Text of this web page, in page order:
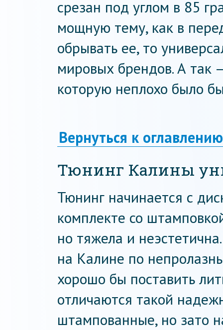
срезан под углом в 85
мощную тему, как в
обрывать ее, то
мировых брендов. А так
которую неплохо было
Вернуться к оглавлению
Тюнинг Калины
Тюнинг начинается с
комплекте со
но тяжела и
на Калине по
хорошо бы поставить
отличаются такой
штампованные, но зато